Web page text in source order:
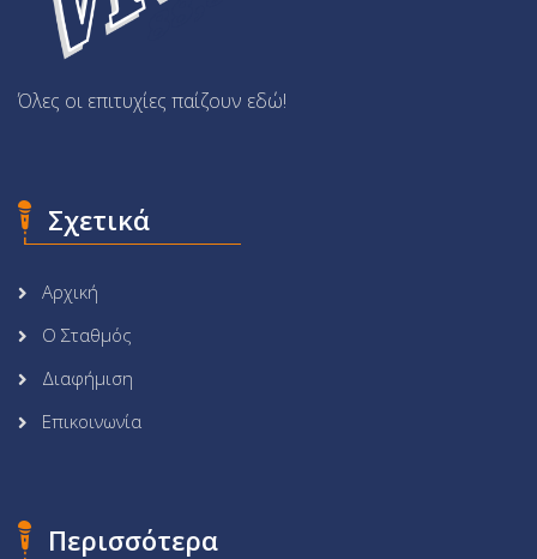
Όλες οι επιτυχίες παίζουν εδώ!
Σχετικά
Αρχική
Ο Σταθμός
Διαφήμιση
Επικοινωνία
Περισσότερα